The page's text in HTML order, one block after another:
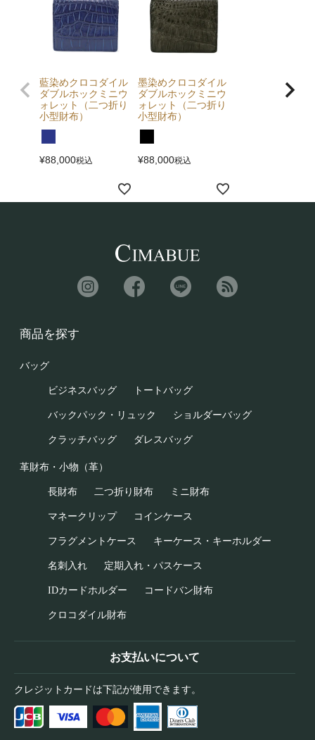
藍染めクロコダイル
ダブルホックミニウ
ォレット（二つ折り
小型財布）
¥88,000税込
墨染めクロコダイル
ダブルホックミニウ
ォレット（二つ折り
小型財布）
¥88,000税込
商品を探す
バッグ
ビジネスバッグ トートバッグ
バックパック・リュック ショルダーバッグ
クラッチバッグ ダレスバッグ
革財布・小物（革）
長財布 二つ折り財布 ミニ財布
マネークリップ コインケース
フラグメントケース キーケース・キーホルダー
名刺入れ 定期入れ・パスケース
IDカードホルダー コードバン財布
クロコダイル財布
お支払いについて
クレジットカードは下記が使用できます。